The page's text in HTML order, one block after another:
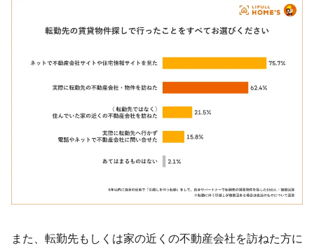
また、転勤先もしくは家の近くの不動産会社を訪ねた方に